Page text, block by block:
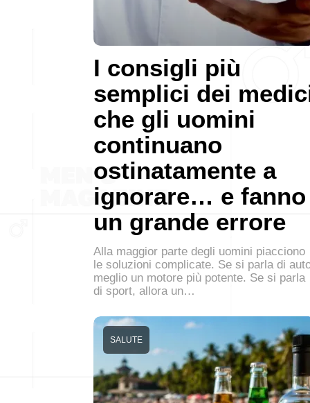
I consigli più
semplici dei
che gli uomini
continuano
ostinatamente a
ignorare… e fanno
un grande errore
Alla maggior parte degli uomini piacciono
le soluzioni complicate. Se si parla di
meglio un motore più potente. Se si parla
di sport, allora un…
SALUTE